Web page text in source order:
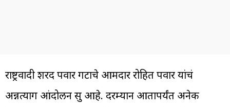
राष्ट्रवादी शरद पवार गटाचे आमदार रोहित पवार यांचं
अन्नत्याग आंदोलन सुरू आहे. दरम्यान आतापर्यंत अनेक